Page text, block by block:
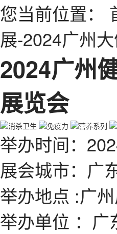
您当前位置：
展-2024广州
2024广州
展览会
举办时间：
展会城市：广
举办地点 :广
举办单位 ：广